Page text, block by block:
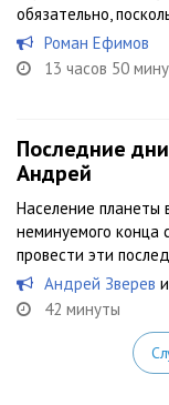
обязательно,
Роман Ефимов
13 часов 50
Последние
Андрей
Население планеты
неминуемого конца
провести эти
Андрей Зверев
42 минуты